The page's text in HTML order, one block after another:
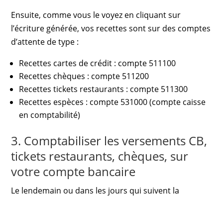
Ensuite, comme vous le voyez en cliquant sur
l’écriture générée, vos recettes sont sur des comptes
d’attente de type :
Recettes cartes de crédit : compte 511100
Recettes chèques : compte 511200
Recettes tickets restaurants : compte 511300
Recettes espèces : compte 531000 (compte caisse
en comptabilité)
3. Comptabiliser les versements CB,
tickets restaurants, chèques, sur
votre compte bancaire
Le lendemain ou dans les jours qui suivent la